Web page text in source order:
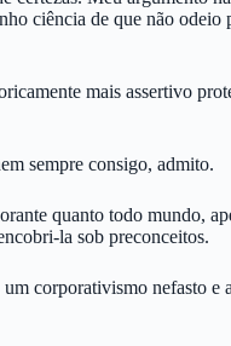
ciência de que não
mais assertivo
sempre consigo, admito.
quanto todo mundo,
la sob preconceitos.
corporativismo nefasto e